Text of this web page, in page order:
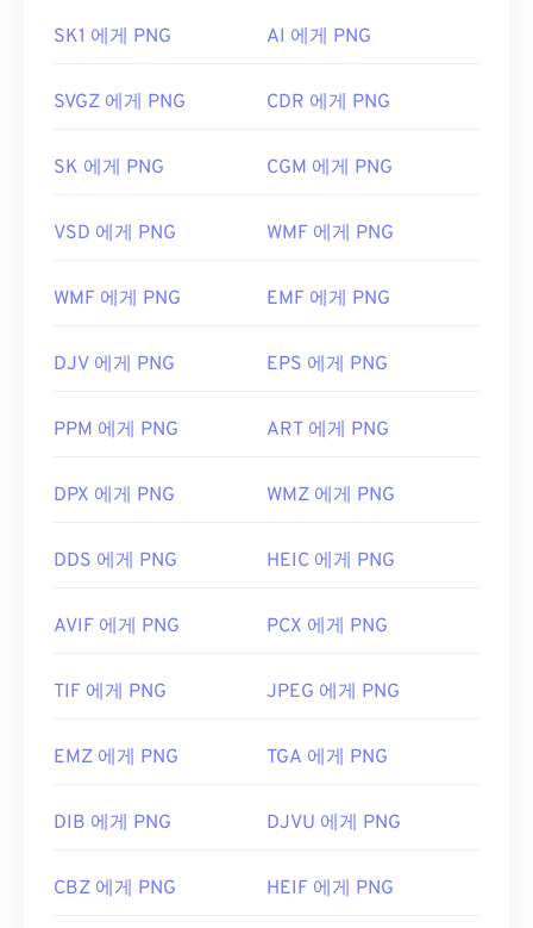
RAW 파일 형식인 CRW는 다양한 유형의 이미지 파일
지 변환도구를 사용하여 CRW 파일을 변환할 수 있
개발자:Canon Inc.
유용한 링크:
https://en.wikipedia.org/wiki/카메라_이미지_파일_
있는 경우 PNG-JPG PNG-WebP또는
GIMP 나 Adobe Photoshop 과 같은 대체 프로그램은
PNG 파일을 열고 편집하는 데 유용합니다. PNG 파일
에 추가할 때는 주의해야 합니다. PNG 파일의 흥미로
효과를 적용할 수 있다는 것입니다.
개발자: PNG 개발 그룹
최초 출시: 1996년 10월 1일
PNG에 대한 LifeWire 기사
색상 선택기를사용하여 이미지에서 색상을 선택하
SK1 에게 PNG AI 에게 PNG
SVGZ 에게 PNG CDR 에게 PNG
SK 에게 PNG CGM 에게 PNG
VSD 에게 PNG WMF 에게 PNG
WMF 에게 PNG EMF 에게 PNG
DJV 에게 PNG EPS 에게 PNG
PPM 에게 PNG ART 에게 PNG
DPX 에게 PNG WMZ 에게 PNG
DDS 에게 PNG HEIC 에게 PNG
AVIF 에게 PNG PCX 에게 PNG
TIF 에게 PNG JPEG 에게 PNG
EMZ 에게 PNG TGA 에게 PNG
DIB 에게 PNG DJVU 에게 PNG
CBZ 에게 PNG HEIF 에게 PNG